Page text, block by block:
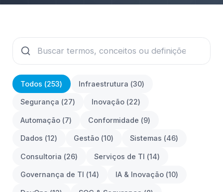
Todos (253) Infraestrutura (30)
Segurança (27) Inovação (22)
Automação (7) Conformidade (9)
Dados (12) Gestão (10) Sistemas (46)
Consultoria (26) Serviços de TI (14)
Governança de TI (14) IA & Inovação (10)